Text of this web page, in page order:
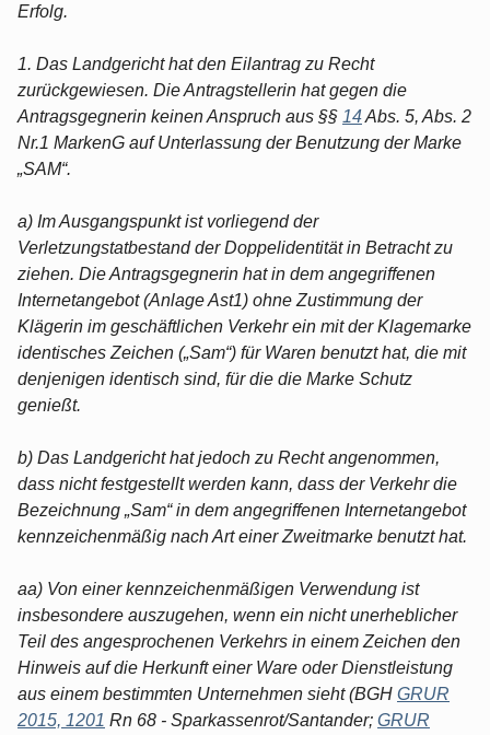
Erfolg.
1. Das Landgericht hat den Eilantrag zu Recht
zurückgewiesen. Die Antragstellerin hat gegen die
Antragsgegnerin keinen Anspruch aus §§ 14Abs. 5, Abs. 2
Nr.1 MarkenG auf Unterlassung der Benutzung der Marke
„SAM“.
a) Im Ausgangspunkt ist vorliegend der
Verletzungstatbestand der Doppelidentität in Betracht zu
ziehen. Die Antragsgegnerin hat in dem angegriffenen
Internetangebot (Anlage Ast1) ohne Zustimmung der
Klägerin im geschäftlichen Verkehr ein mit der Klagemarke
identisches Zeichen („Sam“) für Waren benutzt hat, die mit
denjenigen identisch sind, für die die Marke Schutz
genießt.
b) Das Landgericht hat jedoch zu Recht angenommen,
dass nicht festgestellt werden kann, dass der Verkehr die
Bezeichnung „Sam“ in dem angegriffenen Internetangebot
kennzeichenmäßig nach Art einer Zweitmarke benutzt hat.
aa) Von einer kennzeichenmäßigen Verwendung ist
insbesondere auszugehen, wenn ein nicht unerheblicher
Teil des angesprochenen Verkehrs in einem Zeichen den
Hinweis auf die Herkunft einer Ware oder Dienstleistung
aus einem bestimmten Unternehmen sieht (BGH GRUR
2015, 1201 Rn 68 - Sparkassenrot/Santander; GRUR